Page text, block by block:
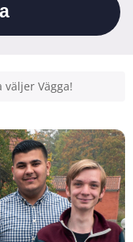
väljer Vägga!